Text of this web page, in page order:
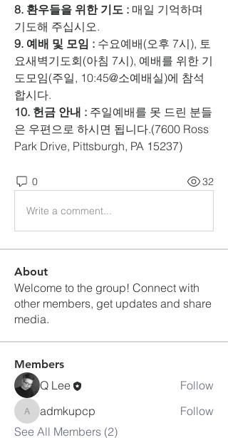
8. 환우들을 위한 기도 : 매일 기억하며
기도해 주십시오.
9. 예배 및 모임 : 수요예배(오후 7시), 토
요새벽기도회(아침 7시), 예배를 위한 기
도모임(주일, 10:45@소예배실)에 참석
합시다.
10. 헌금 안내 : 주일예배를 못 드린 분들
은 우편으로 하시면 됩니다.(7600 Ross
Park Drive, Pittsburgh, PA 15237)
0 32
Write a comment...
About
Welcome to the group! Connect with
other members, get updates and share
media.
Members
Q Lee Follow
admkupcp
admkupcp
Follow
See All Members (2)